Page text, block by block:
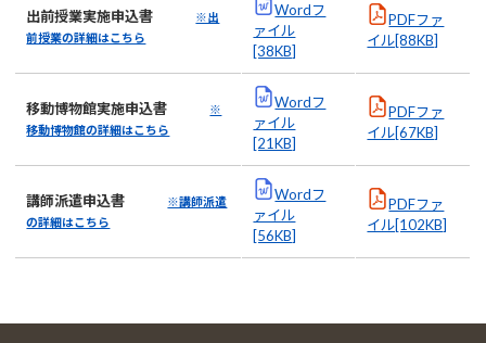
出前授業実施申込書
※出
前授業の詳細はこちら
Wordフ
ァイル
[38KB]
PDFファ
イル[88KB]
移動博物館実施申込書
※
移動博物館の詳細はこちら
Wordフ
ァイル
[21KB]
PDFファ
イル[67KB]
講師派遣申込書
※講師派遣
の詳細はこちら
Wordフ
ァイル
[56KB]
PDFファ
イル[102KB]